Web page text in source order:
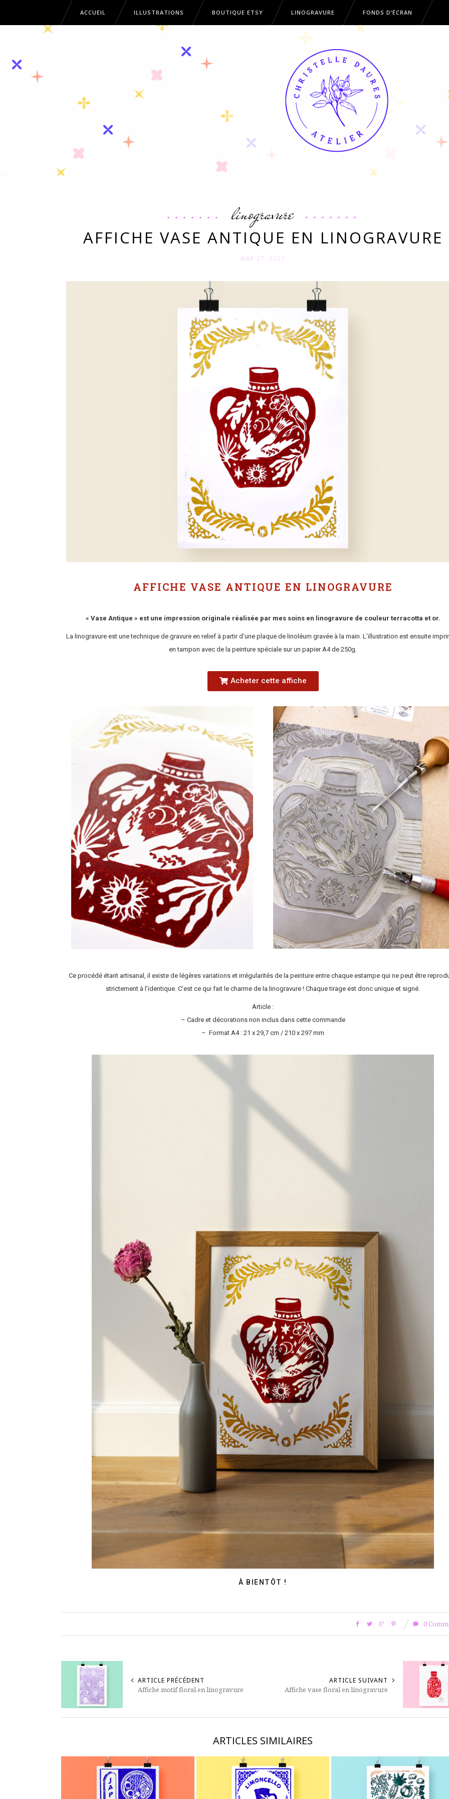
ACCUEIL ILLUSTRATIONS BOUTIQUE ETSY LINOGRAVURE FONDS D’ÉCRAN
linogravure
AFFICHE VASE ANTIQUE EN LINOGRAVURE
MAR 27. 2022
AFFICHE VASE ANTIQUE EN LINOGRAVURE
« Vase Antique » est une impression originale réalisée par mes soins en linogravure de couleur terracotta et or.
La linogravure est une technique de gravure en relief à partir d’une plaque de linoléum gravée à la main. L’illustration est ensuite
en tampon avec de la peinture spéciale sur un papier A4 de 250g.
Acheter cette affiche
Ce procédé étant artisanal, il existe de légères variations et irrégularités de la peinture entre chaque estampe qui ne peut être
strictement à l’identique. C’est ce qui fait le charme de la linogravure ! Chaque tirage est donc unique et signé.
Article :
– Cadre et décorations non inclus dans cette commande
– Format A4 : 21 x 29,7 cm / 210 x 297 mm
À BIENTÔT !
0
ARTICLE PRÉCÉDENT
Affiche motif floral en linogravure
ARTICLE SUIVANT
Affiche vase floral en linogravure
ARTICLES SIMILAIRES